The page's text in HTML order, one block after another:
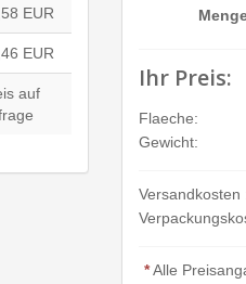
EUR
EUR
auf
Ihr Preis:
Flaeche:
Gewicht:
Versandkosten
*Alle